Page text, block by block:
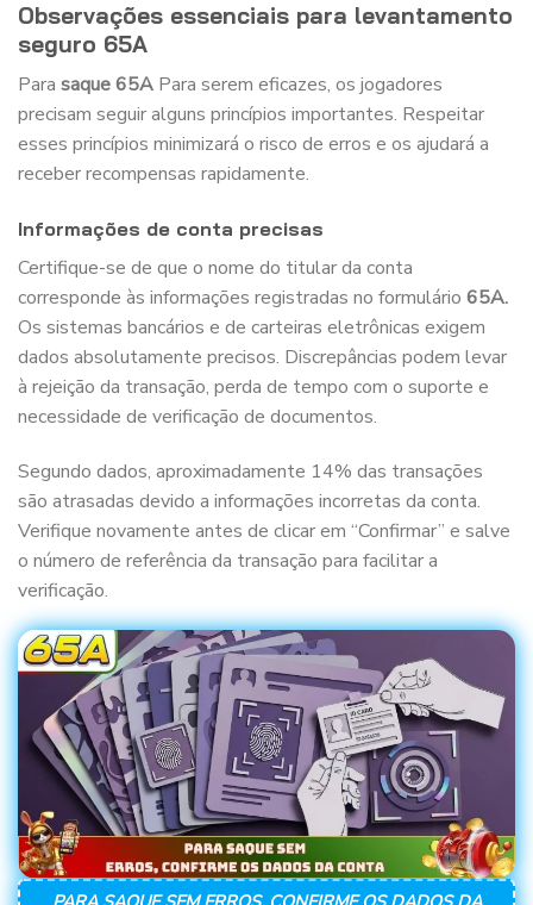
Observações essenciais para levantamento
seguro 65A
Para saque 65A Para serem eficazes, os jogadores
precisam seguir alguns princípios importantes. Respeitar
esses princípios minimizará o risco de erros e os ajudará a
receber recompensas rapidamente.
Informações de conta precisas
Certifique-se de que o nome do titular da conta
corresponde às informações registradas no formulário 65A.
Os sistemas bancários e de carteiras eletrônicas exigem
dados absolutamente precisos. Discrepâncias podem levar
à rejeição da transação, perda de tempo com o suporte e
necessidade de verificação de documentos.
Segundo dados, aproximadamente 14% das transações
são atrasadas devido a informações incorretas da conta.
Verifique novamente antes de clicar em “Confirmar” e salve
o número de referência da transação para facilitar a
verificação.